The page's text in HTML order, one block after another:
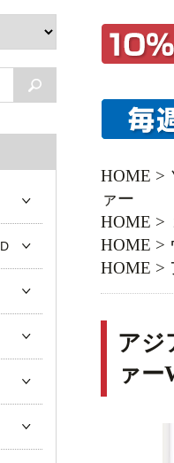
HOME >
ァー
HOME >
HOME >
HOME >
アジ
ァー